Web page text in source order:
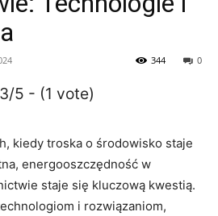
0
344
3/5 - (1 vote)
kiedy⁢ troska o środowisko ‌staje
energooszczędność w
staje‌ się kluczową kwestią.
i ​rozwiązaniom,